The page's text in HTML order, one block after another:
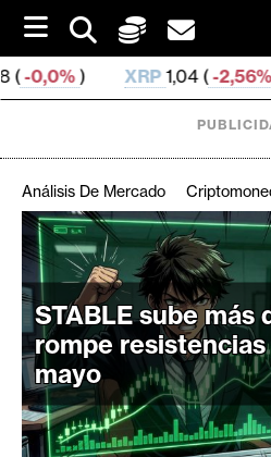
i
p
t
o
XRP1,04 ( -2,56% ) SOL
C
r
i
p
t
o
M
e
Análisis De Mercado
STABLE sube más
rompe resistencias
mayo